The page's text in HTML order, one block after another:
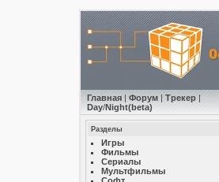
Главная| Форум| Трекер|
Day/Night(beta)
Разделы
Игры
Фильмы
Сериалы
Мультфильмы